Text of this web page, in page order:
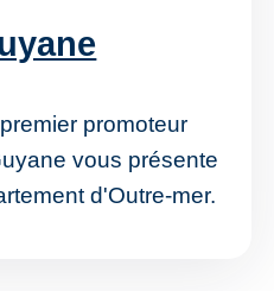
promoteur
vous présente
d'Outre-mer.